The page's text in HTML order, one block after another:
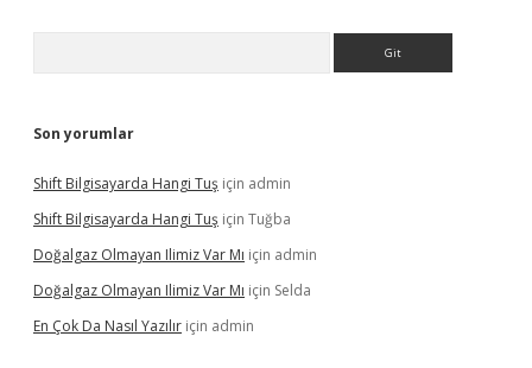
Son yorumlar
Shift Bilgisayarda Hangi Tuş için admin
Shift Bilgisayarda Hangi Tuş için Tuğba
Doğalgaz Olmayan Ilimiz Var Mı için admin
Doğalgaz Olmayan Ilimiz Var Mı için Selda
En Çok Da Nasıl Yazılır için admin